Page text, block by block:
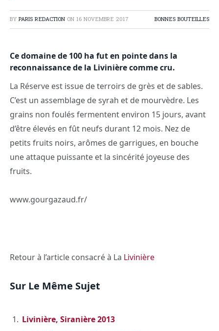
BY PARIS REDACTION ON 16 NOVEMBRE 2017 BONNES BOUTEILLES
Ce domaine de 100 ha fut en pointe dans la
reconnaissance de la Livinière comme cru.
La Réserve est issue de terroirs de grès et de sables.
C’est un assemblage de syrah et de mourvèdre. Les
grains non foulés fermentent environ 15 jours, avant
d’être élevés en fût neufs durant 12 mois. Nez de
petits fruits noirs, arômes de garrigues, en bouche
une attaque puissante et la sincérité joyeuse des
fruits.
www.gourgazaud.fr/
Retour à l’article consacré à La Livinière
Sur Le Même Sujet
Livinière, Siranière 2013